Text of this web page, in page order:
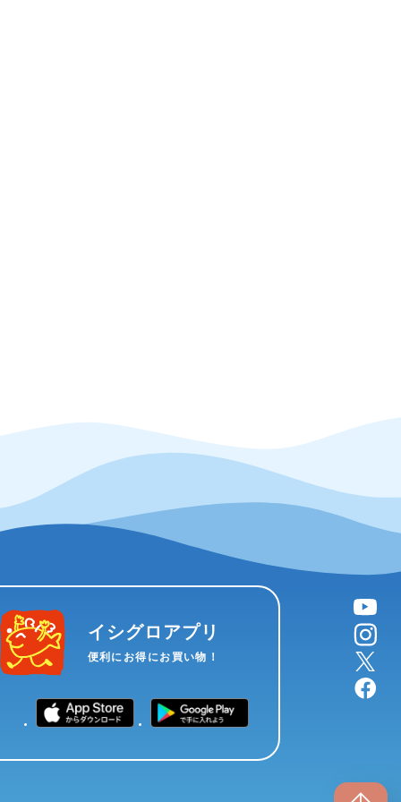
イシグロアプリ
便利にお得にお買い物！
YouTube
instagram
X
facebook